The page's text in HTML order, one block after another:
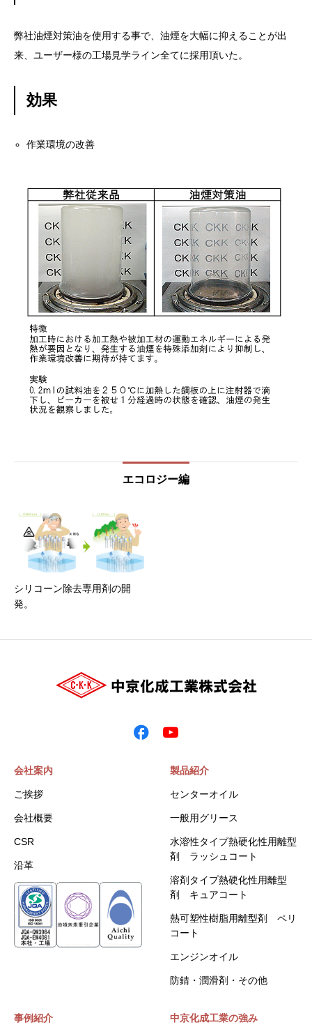
弊社油煙対策油を使用する事で、油煙を大幅に抑えることが出
来、ユーザー様の工場見学ライン全てに採用頂いた。
効果
作業環境の改善
エコロジー編
シリコーン除去専用剤の開
発。
会社案内
ご挨拶
会社概要
CSR
沿革
製品紹介
センターオイル
一般用グリース
水溶性タイプ熱硬化性用離型
剤 ラッシュコート
溶剤タイプ熱硬化性用離型
剤 キュアコート
熱可塑性樹脂用離型剤 ペリ
コート
エンジンオイル
防錆・潤滑剤・その他
事例紹介 中京化成工業の強み